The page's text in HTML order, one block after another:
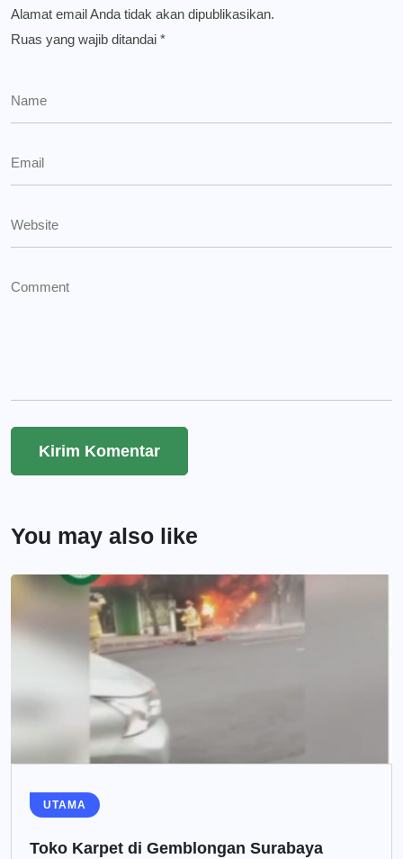
Alamat email Anda tidak akan dipublikasikan.
Ruas yang wajib ditandai *
You may also like
UTAMA
Toko Karpet di Gemblongan Surabaya